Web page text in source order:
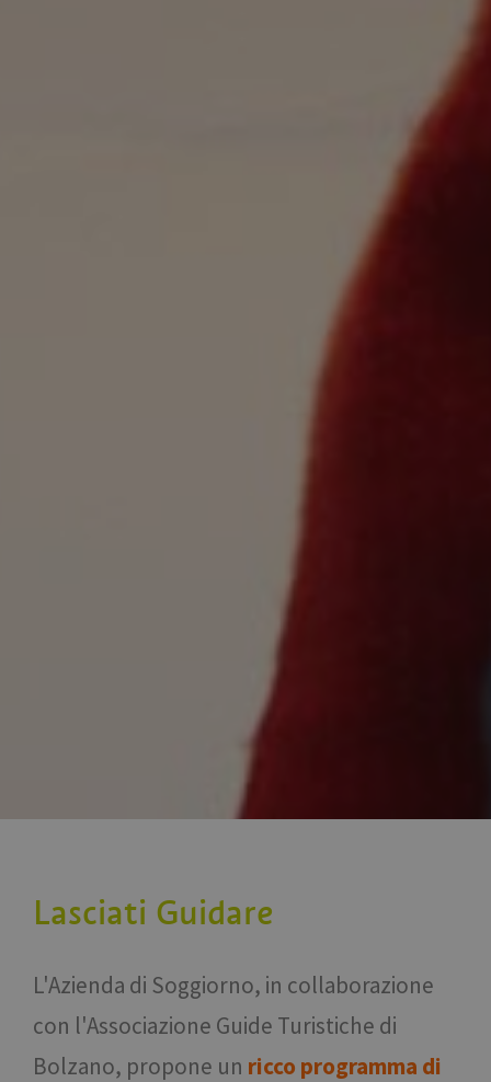
Lasciati Guidare
L'Azienda di Soggiorno, in collaborazione
con l'Associazione Guide Turistiche di
Bolzano, propone un ricco programma di